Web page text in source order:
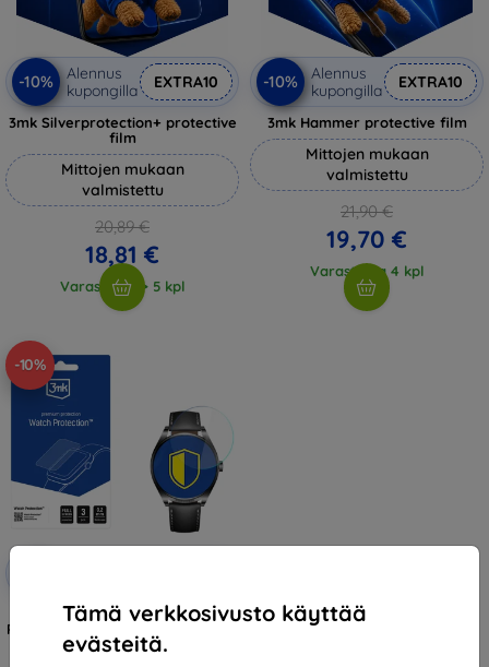
Tämä verkkosivusto käyttää
evästeitä.
-10%
Alennus
kupongilla
EXTRA10
3mk Silverprotection+ protective
film
Mittojen mukaan
valmistettu
20,89 €
18,81 €
Varastossa > 5 kpl
-10%
Alennus
kupongilla
EXTRA10
3mk Hammer protective film
Mittojen mukaan
valmistettu
21,90 €
19,70 €
Varastossa 4 kpl
-10%
3mk Watch Protection ARC
Protective film for Huawei Watch
Buds 2